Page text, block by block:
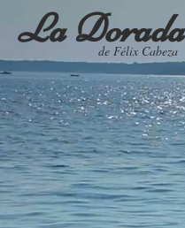
La Dorada
de Félix Cabeza